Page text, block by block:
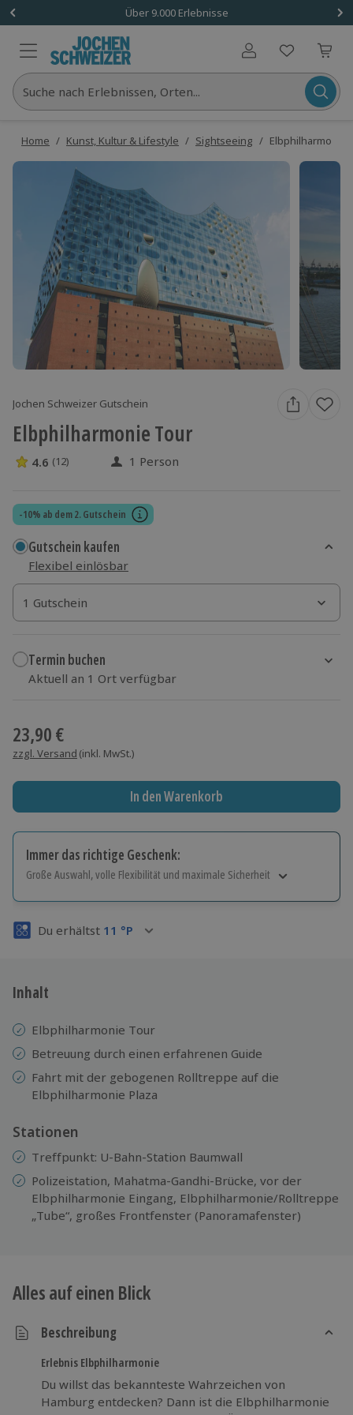
Über 9.000 Erlebnisse
Benutzerkonto
Suche nach Erlebnissen, Orten...
Home / Kunst, Kultur & Lifestyle / Sightseeing / Elbphilharmonie
Jochen Schweizer Gutschein
Elbphilharmonie Tour
4.6 Sterne von 5 aus 12 Bewertungen
4.6 (12) 1 Person
-10% ab dem 2. Gutschein
Gutschein kaufen
Flexibel einlösbar
1 Gutschein
1 Gutschein
1 Gutschein
Termin buchen
Aktuell an 1 Ort verfügbar
23,90 €
zzgl. Versand (inkl. MwSt.)
In den Warenkorb
Immer das richtige Geschenk:
Große Auswahl, volle Flexibilität und maximale Sicherheit
Volle Flexibilität
3 Jahre gültig & verlängerbar.
Du erhältst 11 °P
Inhalt
Elbphilharmonie Tour
Betreuung durch einen erfahrenen Guide
Fahrt mit der gebogenen Rolltreppe auf die
Elbphilharmonie Plaza
Stationen
Treffpunkt: U-Bahn-Station Baumwall
Polizeistation, Mahatma-Gandhi-Brücke, vor der
Elbphilharmonie Eingang, Elbphilharmonie/Rolltreppe
„Tube“, großes Frontfenster (Panoramafenster)
Alles auf einen Blick
Beschreibung
Erlebnis Elbphilharmonie
Du willst das bekannteste Wahrzeichen von
Hamburg entdecken? Dann ist die Elbphilharmonie